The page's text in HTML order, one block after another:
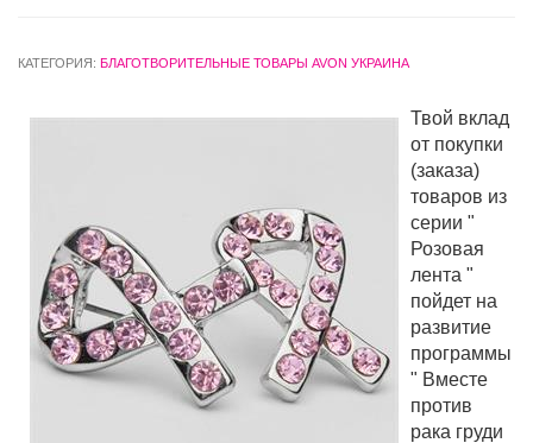
КАТЕГОРИЯ: БЛАГОТВОРИТЕЛЬНЫЕ ТОВАРЫ AVON УКРАИНА
Твой вклад
от покупки
(заказа)
товаров из
серии "
Розовая
лента "
пойдет на
развитие
программы
" Вместе
против
рака груди